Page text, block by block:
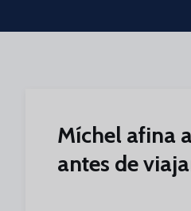
Skip to main content
Míchel afina
antes de